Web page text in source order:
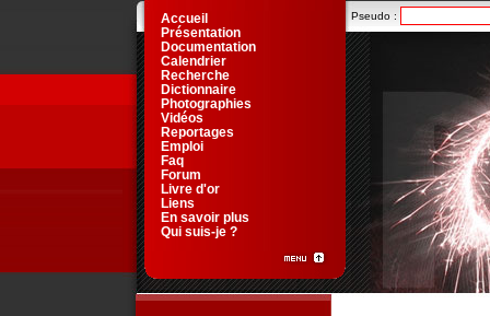
Pseudo :
Accueil
Présentation
Documentation
Calendrier
Recherche
Dictionnaire
Photographies
Vidéos
Reportages
Emploi
Faq
Forum
Livre d'or
Liens
En savoir plus
Qui suis-je ?